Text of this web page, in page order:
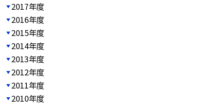
2017年度
2016年度
2015年度
2014年度
2013年度
2012年度
2011年度
2010年度